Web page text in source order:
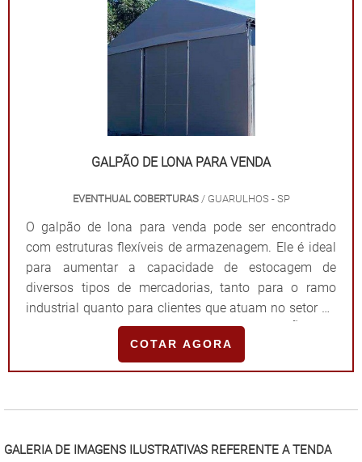
no desenvolvimento de todos os produtos e serviços,
a Solutoldos sempre gera as melhores soluções para
que o cliente fique plenamente satisfeito. Para isso, a
empresa assegura atendimento personalizado de
ponta a ponta, bem como condições especiais de
pagamento. Saiba mais entrando em contato!.
GALPÃO DE LONA PARA VENDA
EVENTHUAL COBERTURAS/ GUARULHOS - SP
O galpão de lona para venda pode ser encontrado
com estruturas flexíveis de armazenagem. Ele é ideal
para aumentar a capacidade de estocagem de
diversos tipos de mercadorias, tanto para o ramo
industrial quanto para clientes que atuam no setor do
agronegócio.O PRODUTO POSSUI APLICAÇÃO EM
DIVERSOS AMBIENTESAliás, esse galpão de lona pode
ser fabricado em aço galvanizado a fogo e receber um
necessita de fundações e tem fixação sobre base de
COTAR AGORA
GALERIA DE IMAGENS ILUSTRATIVAS REFERENTE A TENDA